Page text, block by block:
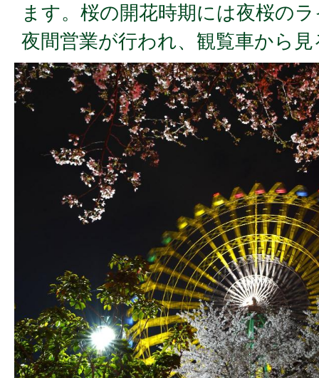
ます。桜の開花時期には夜桜の
夜間営業が行われ、観覧車から